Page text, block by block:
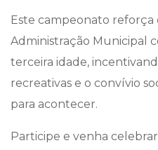
Este campeonato reforça
Administração Municipal
terceira idade,
recreativas e o convívio
para acontecer.
Participe e venha